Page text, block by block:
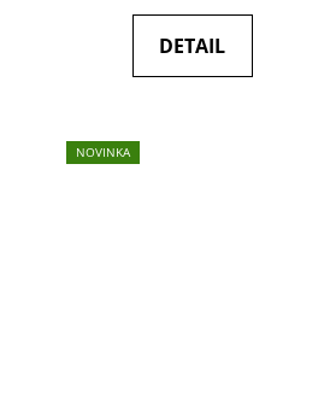
DETAIL
NOVINKA